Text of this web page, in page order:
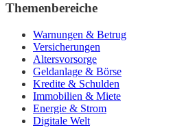
Themenbereiche
Warnungen & Betrug
Versicherungen
Altersvorsorge
Geldanlage & Börse
Kredite & Schulden
Immobilien & Miete
Energie & Strom
Digitale Welt